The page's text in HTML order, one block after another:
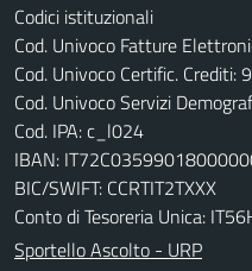
Codici istituzionali
Cod. Univoco Fatture
Cod. Univoco Certific. Crediti:
Cod. Univoco Servizi
Cod. IPA: c_l024
IBAN:
BIC/SWIFT: CCRTIT2TXXX
Conto di Tesoreria Unica:
Sportello Ascolto - URP